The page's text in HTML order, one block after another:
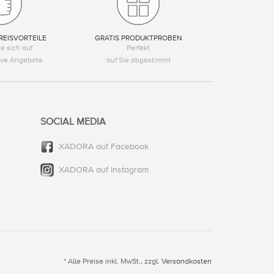
sich auf
Angebote
GRATIS PRODUKTPROBEN
Perfekt
auf Sie abgestimmt
SOCIAL MEDIA
XADORA auf Facebook
XADORA auf Instagram
* Alle Preise inkl. MwSt., zzgl. Versandkosten